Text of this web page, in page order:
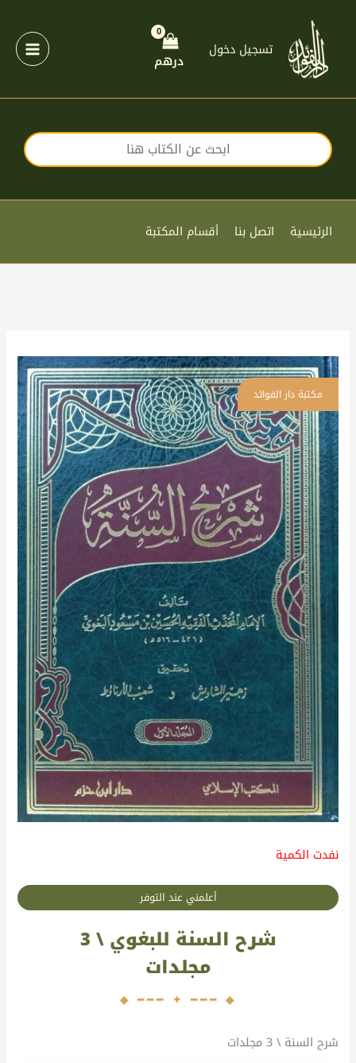
المحتوى
تسجيل دخول
درهم
الرئيسية اتصل بنا أقسام المكتبة
شرح السنة للبغوي \ 3
مجلدات
شرح السنة \ 3 مجلدات
نفدت الكمية
أعلمني عند التوفر